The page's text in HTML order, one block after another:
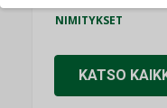
NIMITYKSET
KATSO